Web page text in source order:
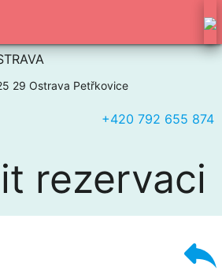
29 Ostrava Petřkovice
+420 792 655 874
rezervaci
reply